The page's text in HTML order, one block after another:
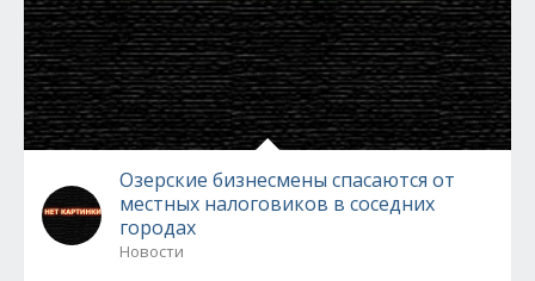
Озерские бизнесмены спасаются от
местных налоговиков в соседних
городах
Новости